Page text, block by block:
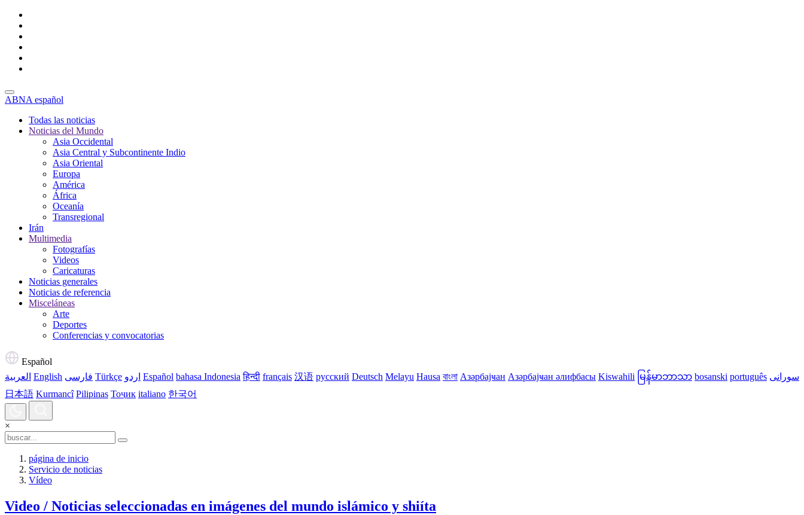
ABNA español
Todas las noticias
Noticias del Mundo
Asia Occidental
Asia Central y Subcontinente Indio
Asia Oriental
Europa
América
África
Oceanía
Transregional
Irán
Multimedia
Fotografías
Videos
Caricaturas
Noticias generales
Noticias de referencia
Misceláneas
Arte
Deportes
Conferencias y convocatorias
Español
العربية English فارسی Türkçe اردو Español bahasa Indonesia हिन्दी français 汉语 русский Deutsch Melayu Hausa বাংলা Азәрбајҹан Азәрбајҹан әлифбасы Kiswahili မြန်မာဘာသာ bosanski português سورانی
日本語 Kurmancî Pilipinas Тоҷик italiano 한국어
×
página de inicio
Servicio de noticias
Vídeo
Video / Noticias seleccionadas en imágenes del mundo islámico y shiíta